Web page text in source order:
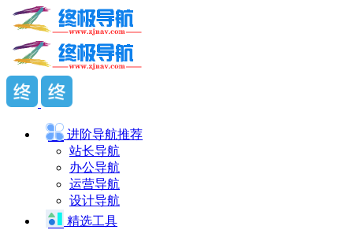
进阶导航推荐
站长导航
办公导航
运营导航
设计导航
精选工具